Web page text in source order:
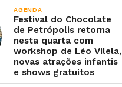
AGENDA
Festival do Chocolate
de Petrópolis retorna
nesta quarta com
workshop de Léo Vilela,
novas atrações infantis
e shows gratuitos